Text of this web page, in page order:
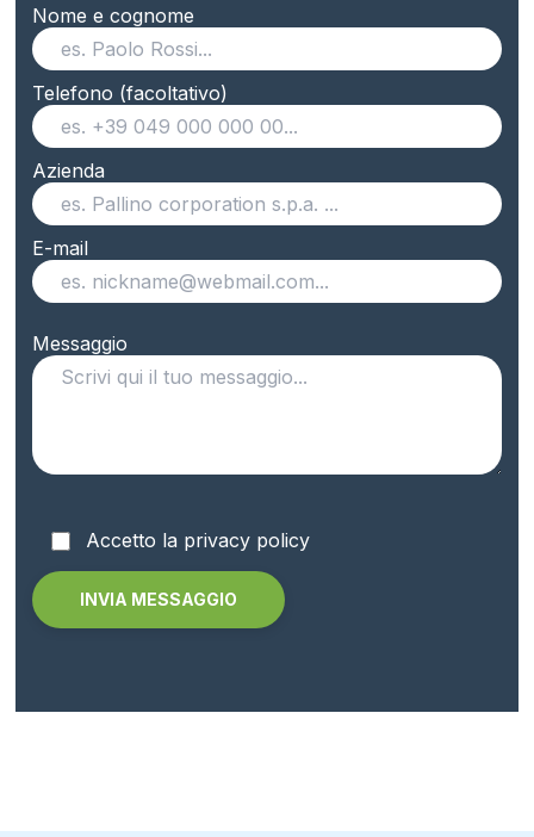
Nome e cognome
Telefono (facoltativo)
Azienda
E-mail
Messaggio
Accetto la privacy policy